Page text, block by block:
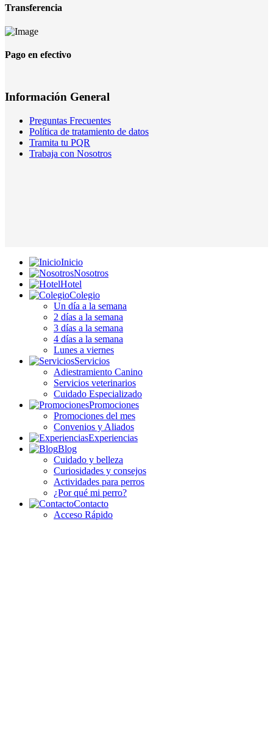
Transferencia
Pago en efectivo
Información General
Preguntas Frecuentes
Política de tratamiento de datos
Tramita tu PQR
Trabaja con Nosotros
Inicio
Nosotros
Hotel
Colegio
Un día a la semana
2 días a la semana
3 días a la semana
4 días a la semana
Lunes a viernes
Servicios
Adiestramiento Canino
Servicios veterinarios
Cuidado Especializado
Promociones
Promociones del mes
Convenios y Aliados
Experiencias
Blog
Cuidado y belleza
Curiosidades y consejos
Actividades para perros
¿Por qué mi perro?
Contacto
Acceso Rápido